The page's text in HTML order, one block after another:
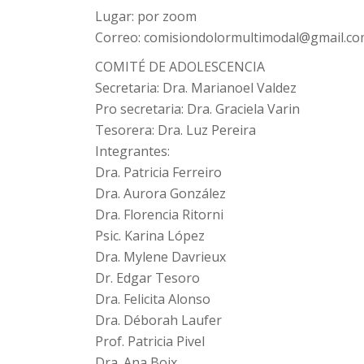
Lugar: por zoom
Correo:
COMITÉ DE ADOLESCENCIA
Secretaria: Dra. Marianoel Valdez
Pro secretaria: Dra. Graciela Varin
Tesorera: Dra. Luz Pereira
Integrantes:
Dra. Patricia Ferreiro
Dra. Aurora González
Dra. Florencia Ritorni
Psic. Karina López
Dra. Mylene Davrieux
Dr. Edgar Tesoro
Dra. Felicita Alonso
Dra. Déborah Laufer
Prof. Patricia Pivel